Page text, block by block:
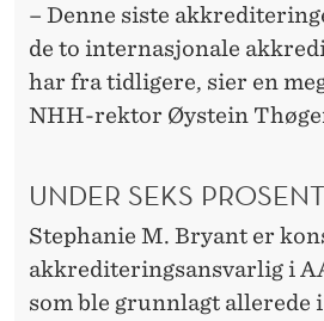
– Denne siste
de to internasjonale
har fra tidligere, sier en
NHH-rektor Øystein
UNDER SEKS PROSENT
Stephanie M. Bryant er
akkrediteringsansvarlig i
som ble grunnlagt allerede